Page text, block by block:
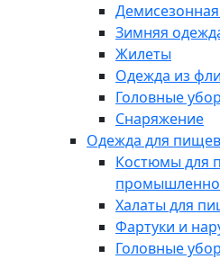
Зимняя
Жилеты
Одежда из
Головные
Снаряжение
Одежда для
Костюмы для
Халаты для
Фартуки и
Головные